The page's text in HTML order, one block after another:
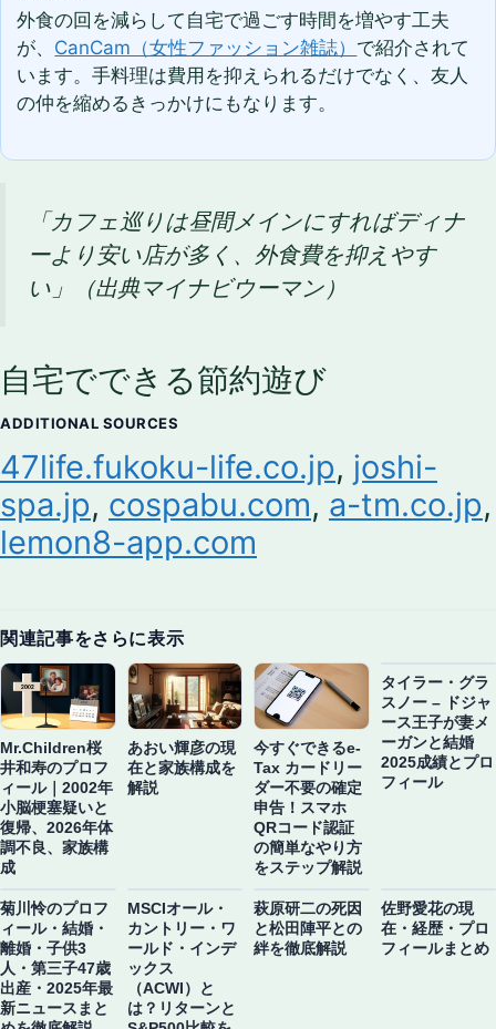
外食の回を減らして自宅で過ごす時間を増やす工夫
が、 CanCam（女性ファッション雑誌） で紹介されて
います。手料理は費用を抑えられるだけでなく、友人
の仲を縮めるきっかけにもなります。
「カフェ巡りは昼間メインにすればディナ
ーより安い店が多く、外食費を抑えやす
い」（出典マイナビウーマン）
自宅でできる節約遊び
ADDITIONAL SOURCES
47life.fukoku-life.co.jp, joshi-
spa.jp, cospabu.com, a-tm.co.jp,
lemon8-app.com
関連記事をさらに表示
Mr.Children桜
井和寿のプロフ
ィール｜2002年
小脳梗塞疑いと
復帰、2026年体
調不良、家族構
成
あおい輝彦の現
在と家族構成を
解説
今すぐできるe-
Tax カードリー
ダー不要の確定
申告！スマホ
QRコード認証
の簡単なやり方
をステップ解説
タイラー・グラ
スノー – ドジャ
ース王子が妻メ
ーガンと結婚
2025成績とプロ
フィール
菊川怜のプロフ
ィール・結婚・
離婚・子供3
人・第三子47歳
出産・2025年最
新ニュースまと
MSCIオール・
カントリー・ワ
ールド・インデ
ックス
（ACWI）と
は？リターンと
萩原研二の死因
と松田陣平との
絆を徹底解説
佐野愛花の現
在・経歴・プロ
フィールまとめ